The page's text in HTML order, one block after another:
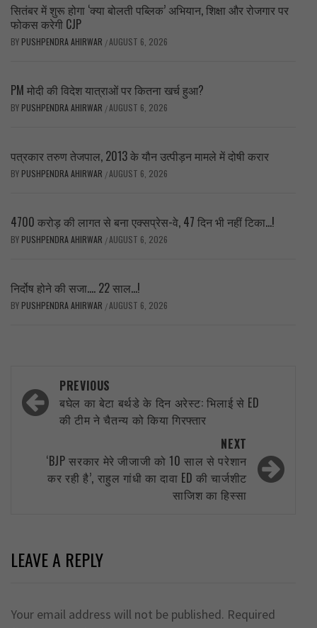
सितंबर में शुरू होगा ‘क्या बोलती पब्लिक’ अभियान, शिक्षा और रोजगार पर
फोकस करेगी CJP
BY PUSHPENDRA AHIRWAR /AUGUST 6, 2026
PM मोदी की विदेश यात्राओं पर कितना खर्च हुआ?
BY PUSHPENDRA AHIRWAR /AUGUST 6, 2026
पत्रकार तरुण तेजपाल, 2013 के यौन उत्पीड़न मामले में दोषी करार
BY PUSHPENDRA AHIRWAR /AUGUST 6, 2026
4700 करोड़ की लागत से बना एक्सप्रेस-वे, 47 दिन भी नहीं टिका…!
BY PUSHPENDRA AHIRWAR /AUGUST 6, 2026
निर्दोष होने की सजा…. 22 साल…!
BY PUSHPENDRA AHIRWAR /AUGUST 6, 2026
Post
navigation
PREVIOUS
बघेल का बेटा बर्थडे के दिन अरेस्ट: भिलाई से ED
की टीम ने चैतन्य को किया गिरफ्तार
NEXT
‘BJP सरकार मेरे जीजाजी को 10 साल से परेशान
कर रही है’, राहुल गांधी का दावा ED की चार्जशीट
साजिश का हिस्सा
LEAVE A REPLY
Your email address will not be published. Required